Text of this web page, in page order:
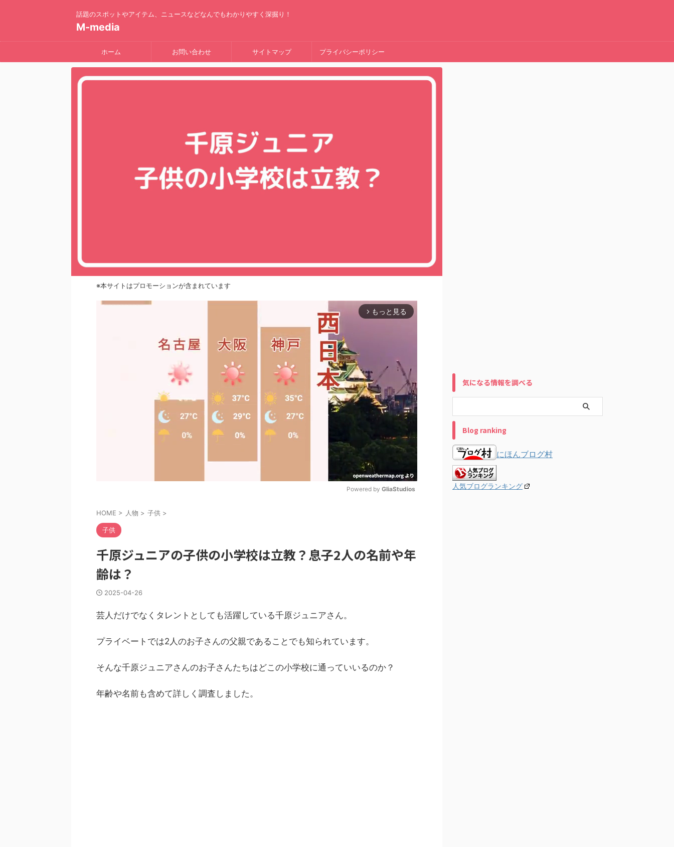
話題のスポットやアイテム、ニュースなどなんでもわかりやすく深掘り！
M-media
ホーム お問い合わせ サイトマップ プライバシーポリシー
※本サイトはプロモーションが含まれています
arrow_forward_ios もっと見る
e
Powered by GliaStudios
HOME > 人物 > 子供 >
子供
千原ジュニアの子供の小学校は立教？息子2人の名前や年
齢は？
2025-04-26
芸人だけでなくタレントとしても活躍している千原ジュニアさん。
プライベートでは2人のお子さんの父親であることでも知られています。
そんな千原ジュニアさんのお子さんたちはどこの小学校に通っていいるのか？
年齢や名前も含めて詳しく調査しました。
気になる情報を調べる
Blog ranking
にほんブログ村
人気ブログランキング